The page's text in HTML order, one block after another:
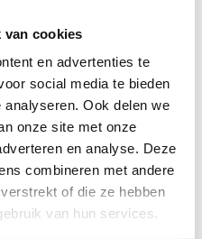
van cookies
en advertenties te
social media te bieden
Ook delen we
onze site met onze
en analyse. Deze
combineren met andere
of die ze hebben
van hun services.